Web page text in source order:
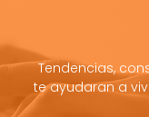
Tendencias,
te ayudaran a